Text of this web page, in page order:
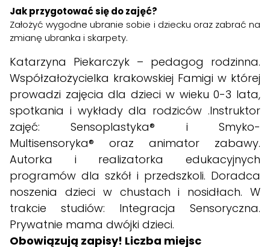
Jak przygotować się do zajęć?
Założyć wygodne ubranie sobie i dziecku oraz zabrać na
zmianę ubranka i skarpety.
Katarzyna Piekarczyk – pedagog rodzinna.
Współzałożycielka krakowskiej Famigi w której
prowadzi zajęcia dla dzieci w wieku 0-3 lata,
spotkania i wykłady dla rodziców .Instruktor
zajęć: Sensoplastyka® i Smyko-
Multisensoryka® oraz animator zabawy.
Autorka i realizatorka edukacyjnych
programów dla szkół i przedszkoli. Doradca
noszenia dzieci w chustach i nosidłach. W
trakcie studiów: Integracja Sensoryczna.
Prywatnie mama dwójki dzieci.
Obowiązują zapisy! Liczba miejsc